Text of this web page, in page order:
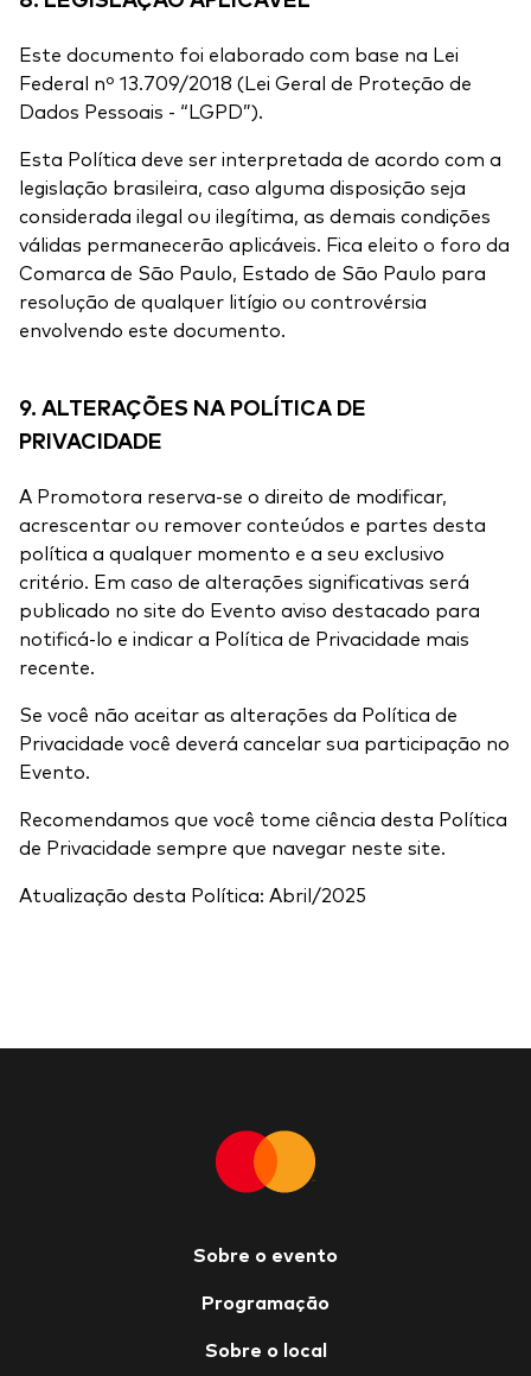
Este documento foi elaborado com base na Lei
Federal nº 13.709/2018 (Lei Geral de Proteção de
Dados Pessoais - “LGPD”).
Esta Política deve ser interpretada de acordo com a
legislação brasileira, caso alguma disposição seja
considerada ilegal ou ilegítima, as demais condições
válidas permanecerão aplicáveis. Fica eleito o foro da
Comarca de São Paulo, Estado de São Paulo para
resolução de qualquer litígio ou controvérsia
envolvendo este documento.
9. ALTERAÇÕES NA POLÍTICA DE
PRIVACIDADE
A Promotora reserva-se o direito de modificar,
acrescentar ou remover conteúdos e partes desta
política a qualquer momento e a seu exclusivo
critério. Em caso de alterações significativas será
publicado no site do Evento aviso destacado para
notificá-lo e indicar a Política de Privacidade mais
recente.
Se você não aceitar as alterações da Política de
Privacidade você deverá cancelar sua participação no
Evento.
Recomendamos que você tome ciência desta Política
de Privacidade sempre que navegar neste site.
Atualização desta Política: Abril/2025
Sobre o evento
Programação
Sobre o local